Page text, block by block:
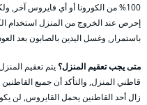
100% من الكورونا أو أي فايروس آخر,
إحرص عند الخروج من المنزل استخدام
باستمرار, وغسل اليدين بالصابون بعد
متى يجب تعقيم المنزل؟ يتم تعقيم
زال أحد القاطنين يحمل القايروس, لن